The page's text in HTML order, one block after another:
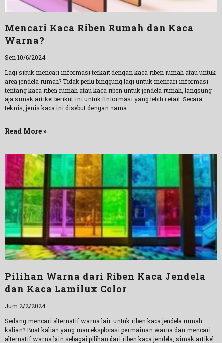
Mencari Kaca Riben Rumah dan Kaca
Warna?
Sen 10/6/2024
Lagi sibuk mencari informasi terkait dengan kaca riben rumah atau untuk
area jendela rumah? Tidak perlu binggung lagi untuk mencari informasi
tentang kaca riben rumah atau kaca riben untuk jendela rumah, langsung
aja simak artikel berikut ini untuk finformasi yang lebih detail. Secara
teknis, jenis kaca ini disebut dengan nama
Read More »
Pilihan Warna dari Riben Kaca Jendela
dan Kaca Lamilux Color
Jum 2/2/2024
Sedang mencari alternatif warna lain untuk riben kaca jendela rumah
kalian? Buat kalian yang mau eksplorasi permainan warna dan mencari
alternatif warna lain sebagai pilihan dari riben kaca jendela, simak artikel